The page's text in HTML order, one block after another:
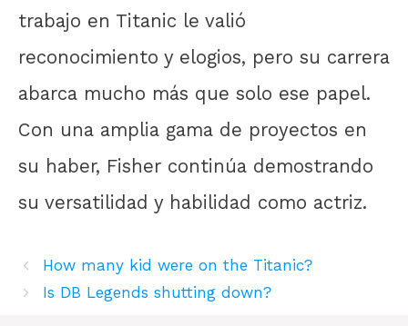
trabajo en Titanic le valió
reconocimiento y elogios, pero su carrera
abarca mucho más que solo ese papel.
Con una amplia gama de proyectos en
su haber, Fisher continúa demostrando
su versatilidad y habilidad como actriz.
How many kid were on the Titanic?
Is DB Legends shutting down?